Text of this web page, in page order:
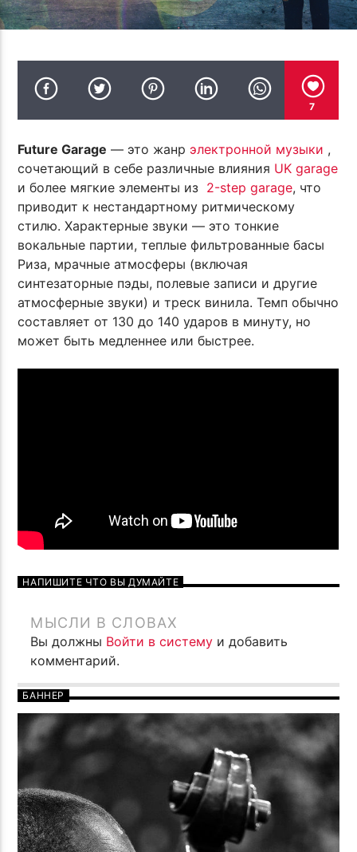
PROGRESSION SESSIONS 4
TF6 Radio
7
Future Garage — это жанр электронной музыки ,
сочетающий в себе различные влияния UK garage
и более мягкие элементы из 2-step garage, что
приводит к нестандартному ритмическому
стилю. Характерные звуки — это тонкие
вокальные партии, теплые фильтрованные басы
Риза, мрачные атмосферы (включая
синтезаторные пэды, полевые записи и другие
атмосферные звуки) и треск винила. Темп обычно
составляет от 130 до 140 ударов в минуту, но
может быть медленнее или быстрее.
НАПИШИТЕ ЧТО ВЫ ДУМАЙТЕ
МЫСЛИ В СЛОВАХ
Вы должны Войти в систему и добавить
комментарий.
БАННЕР